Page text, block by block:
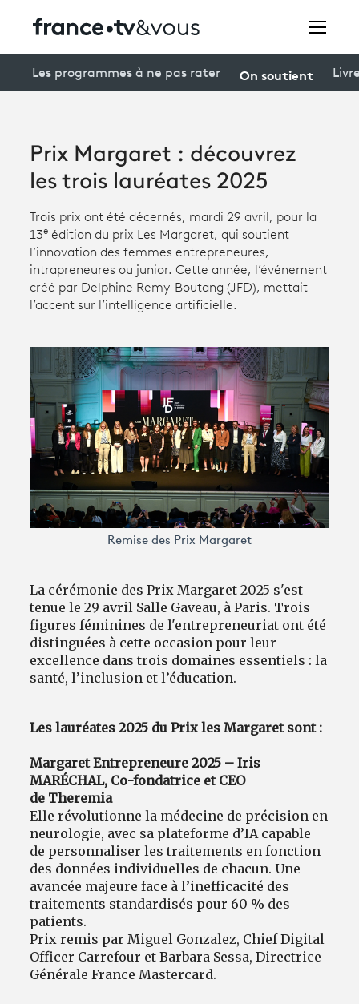
connexion
Avantages fidélité
Participer et assister à une émission
À votre écoute
Productions et innovation
Les programmes à ne pas rater On soutient
Prix Margaret : découvrez
les trois lauréates 2025
Trois prix ont été décernés, mardi 29 avril, pour la
13e édition du prix Les Margaret, qui soutient
l’innovation des femmes entrepreneures,
intrapreneures ou junior. Cette année, l’événement
créé par Delphine Remy-Boutang (JFD), mettait
l’accent sur l’intelligence artificielle.
Remise des Prix Margaret
La cérémonie des Prix Margaret 2025 s'est
tenue le 29 avril Salle Gaveau, à Paris. Trois
figures féminines de l'entrepreneuriat ont été
distinguées à cette occasion pour leur
excellence dans trois domaines essentiels : la
santé, l’inclusion et l’éducation.
Les lauréates 2025 du Prix les Margaret sont :
Margaret Entrepreneure 2025 – Iris
MARÉCHAL, Co-fondatrice et CEO
de Theremia
Elle révolutionne la médecine de précision en
neurologie, avec sa plateforme d’IA capable
de personnaliser les traitements en fonction
des données individuelles de chacun. Une
avancée majeure face à l’inefficacité des
traitements standardisés pour 60 % des
patients.
Prix remis par Miguel Gonzalez, Chief Digital
Officer Carrefour et Barbara Sessa, Directrice
Générale France Mastercard.